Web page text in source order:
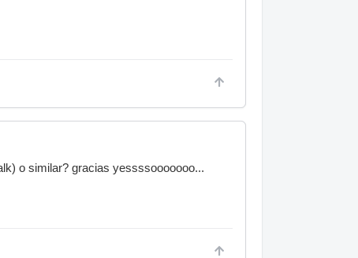
o similar? gracias yessssooooooo...